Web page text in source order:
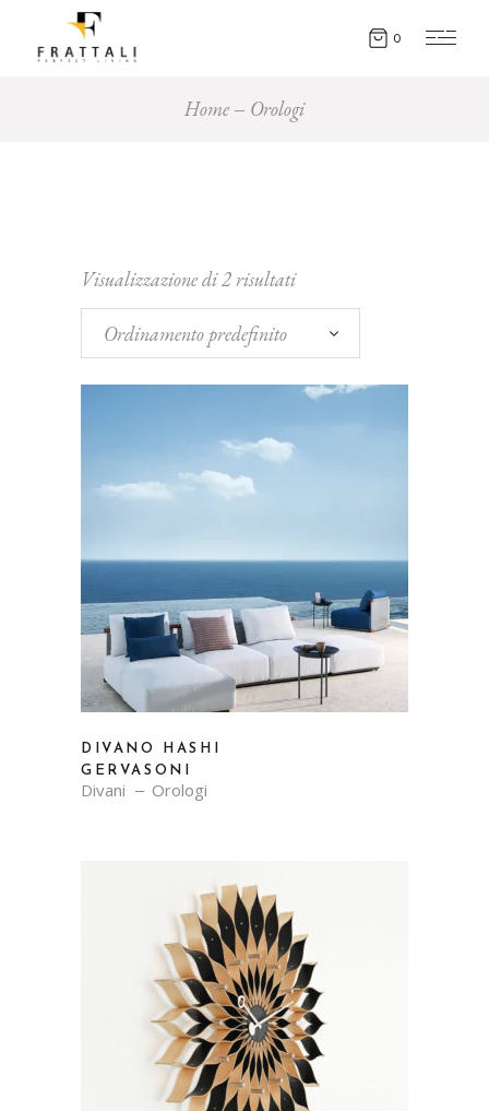
0
Home Orologi
Visualizzazione di 2 risultati
Ordinamento predefinito
DIVANO HASHI
GERVASONI
Divani Orologi